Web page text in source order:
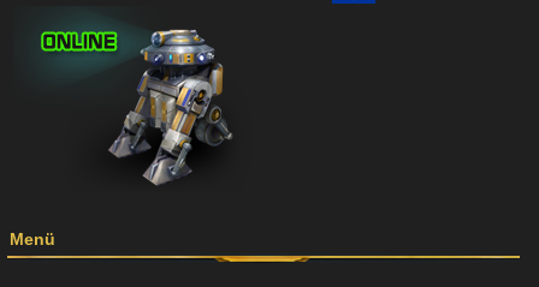
Menü